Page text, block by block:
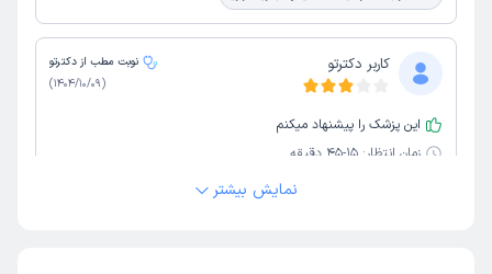
کاربر دکترتو
نوبت مطب از دکترتو
(
1404/10/09
)
این پزشک را پیشنهاد میکنم
زمان انتظار: 15-45 دقیقه
نمایش بیشتر